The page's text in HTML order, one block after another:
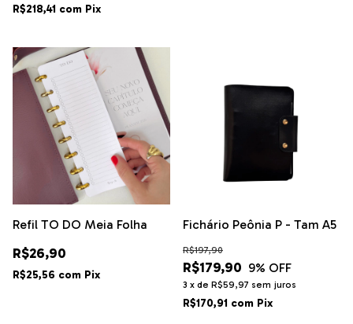
R$218,41 com Pix
Refil TO DO Meia Folha
R$26,90
R$25,56 com Pix
Fichário Peônia P - Tam A5
R$179,90
R$197,90
9% OFF
3 x de R$59,97 sem juros
R$170,91 com Pix